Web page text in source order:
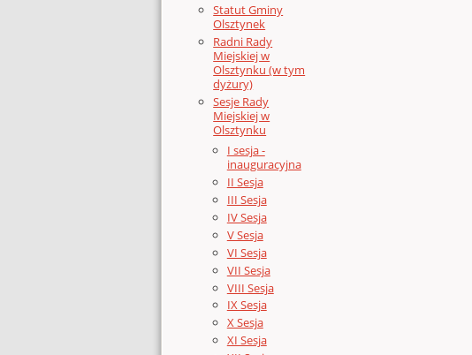
Statut Gminy
Olsztynek
Radni Rady
Miejskiej w
Olsztynku (w tym
dyżury)
Sesje Rady
Miejskiej w
Olsztynku
I sesja -
inauguracyjna
II Sesja
III Sesja
IV Sesja
V Sesja
VI Sesja
VII Sesja
VIII Sesja
IX Sesja
X Sesja
XI Sesja